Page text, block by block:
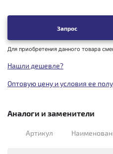
Запрос
Для приобретения данного товара
Нашли дешевле?
Оптовую цену и условия ее
Аналоги и заменители
Артикул